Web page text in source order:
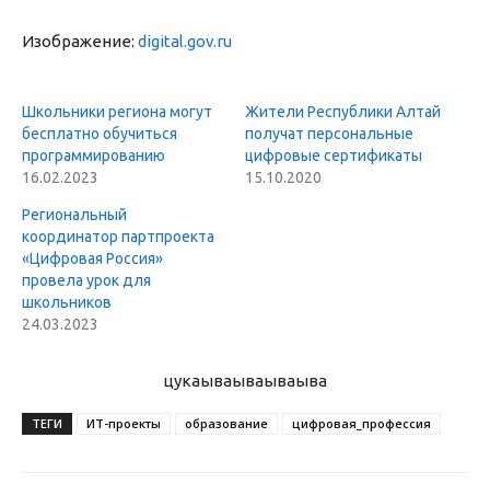
Изображение: digital.gov.ru
Школьники региона могут
бесплатно обучиться
программированию
16.02.2023
Жители Республики Алтай
получат персональные
цифровые сертификаты
15.10.2020
Региональный
координатор партпроекта
«Цифровая Россия»
провела урок для
школьников
24.03.2023
цукаываываываыва
ТЕГИ ИТ-проекты образование цифровая_профессия